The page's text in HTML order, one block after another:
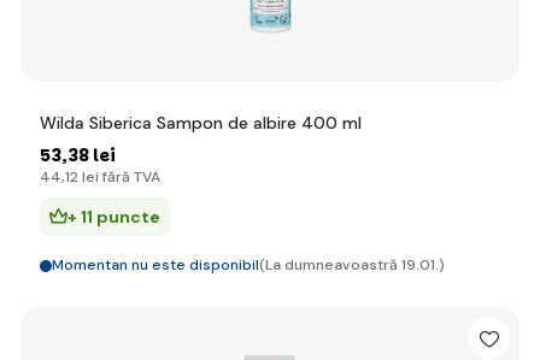
Wilda Siberica Sampon de albire 400 ml
53,38 lei
44,12 lei fără TVA
+ 11 puncte
Momentan nu este disponibil(La dumneavoastră 19.01.)